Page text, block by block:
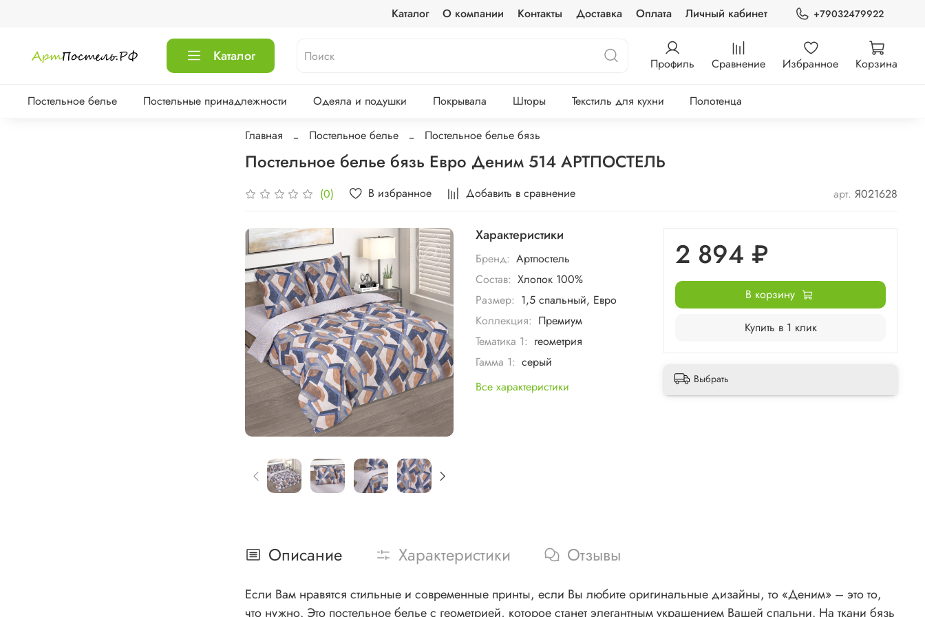
Каталог О компании Контакты Доставка Оплата Личный кабинет +79032479922
Каталог Профиль Сравнение Избранное Корзина
Постельное белье Постельные принадлежности Одеяла и подушки Покрывала Шторы Текстиль для кухни Полотенца
Главная Постельное белье Постельное белье бязь
Постельное белье бязь Евро Деним 514 АРТПОСТЕЛЬ
(0) В избранное Добавить в сравнение арт. Я021628
Характеристики
Бренд: Артпостель
Состав: Хлопок 100%
Размер:
1,5 спальный, Евро
Коллекция: Премиум
Тематика 1: геометрия
Гамма 1: серый
Все характеристики
2 894 ₽
В корзину
Купить в 1 клик
Выбрать
Описание Характеристики Отзывы
Если Вам нравятся стильные и современные принты, если Вы любите оригинальные дизайны, то «Деним» – это то,
что нужно. Это постельное белье с геометрией, которое станет элегантным украшением Вашей спальни. На ткани бязь